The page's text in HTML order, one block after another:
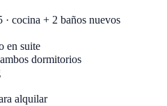
cocina + 2 baños nuevos
en suite
dormitorios
alquilar